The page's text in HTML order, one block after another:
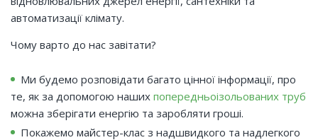
автоматизації клімату.
Чому варто до нас завітати?
Ми будемо розповідати багато цінної інформації, про
те, як за допомогою наших попередньоізольованих труб
можна зберігати енергію та заробляти гроші.
Покажемо майстер-клас з надшвидкого та надлегкого